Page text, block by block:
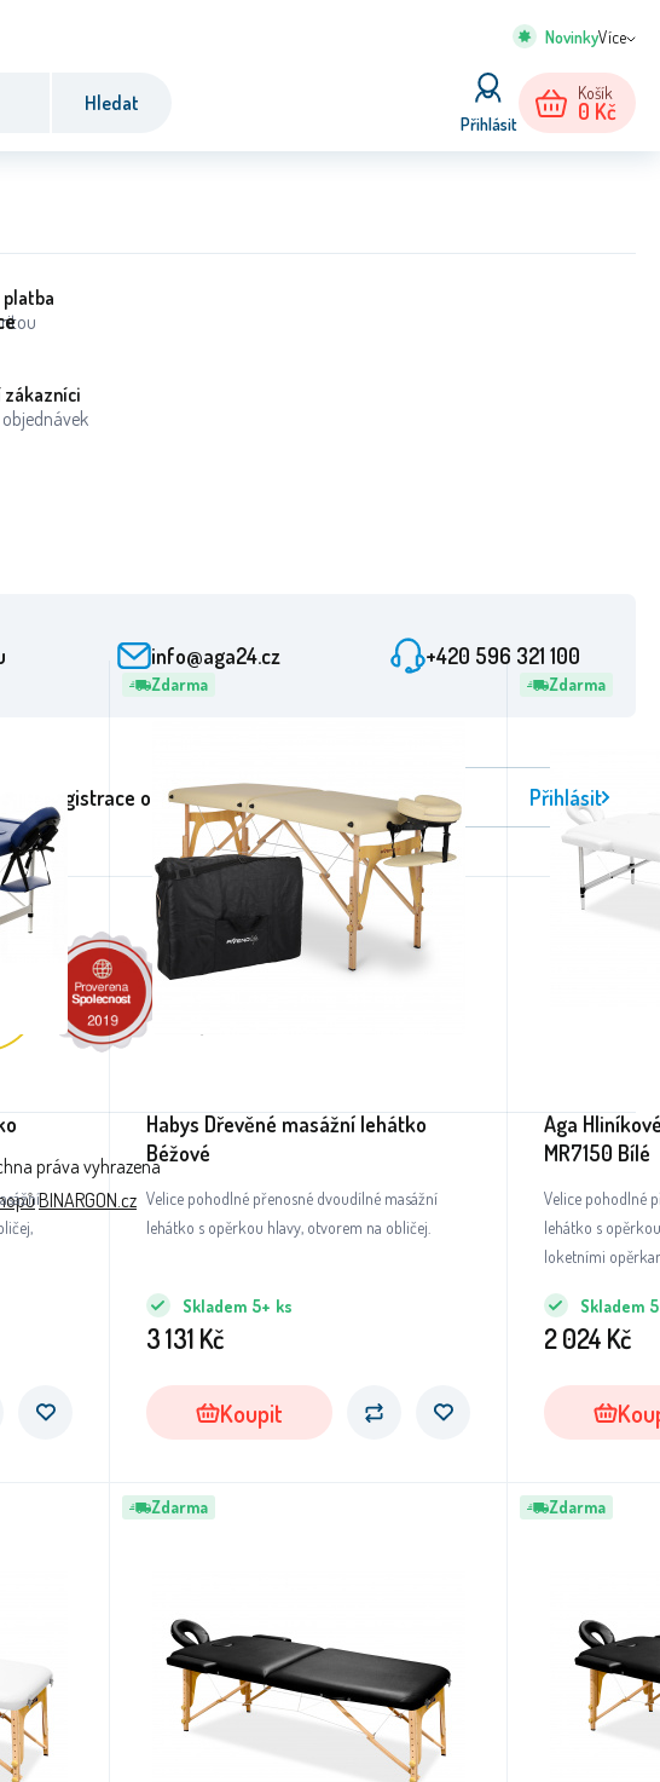
Více
Hledat
Přihlásit
Košík
0 Kč
Zdarma
Habys Dřevěné masážní lehátko
Béžové
Velice pohodlné přenosné dvoudílné masážní
lehátko s opěrkou hlavy, otvorem na obličej.
Skladem 5+ ks
3 131 Kč
Koupit
Zdarma
Aga
MR7150 Bílé
Velice pohodlné
lehátko s
loketními
Skladem
2 024 Kč
Zdarma Zdarma
platba
zákazníci
info@aga24.cz +420 596 321 100
Registrace odběru novinek Přihlásit
práva vyhrazena
BINARGON.cz